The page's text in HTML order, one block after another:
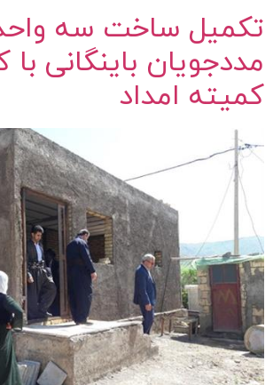
تکمیل ساخت سه
مددجویان باینگانی
کمیته امداد